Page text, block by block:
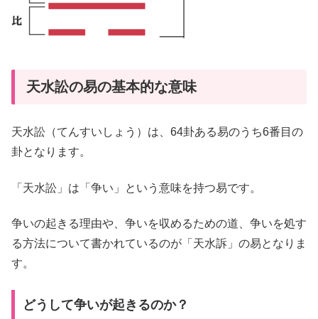
天水訟の易の基本的な意味
天水訟（てんすいしょう）は、64卦ある易のうち6番目の
卦となります。
「天水訟」は「争い」という意味を持つ易です。
争いの起きる理由や、争いを収めるための道、争いを処す
る方法について書かれているのが「天水訴」の易となりま
す。
どうして争いが起きるのか？